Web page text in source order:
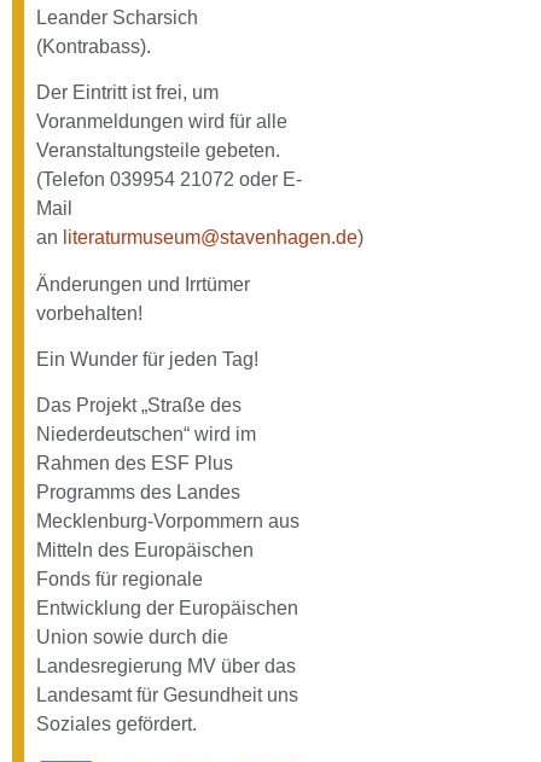
Leander Scharsich
(Kontrabass).
Der Eintritt ist frei, um
Voranmeldungen wird für alle
Veranstaltungsteile gebeten.
(Telefon 039954 21072 oder E-
Mail
an literaturmuseum@stavenhagen.de)
Änderungen und Irrtümer
vorbehalten!
Ein Wunder für jeden Tag!
Das Projekt „Straße des
Niederdeutschen“ wird im
Rahmen des ESF Plus
Programms des Landes
Mecklenburg-Vorpommern aus
Mitteln des Europäischen
Fonds für regionale
Entwicklung der Europäischen
Union sowie durch die
Landesregierung MV über das
Landesamt für Gesundheit uns
Soziales gefördert.